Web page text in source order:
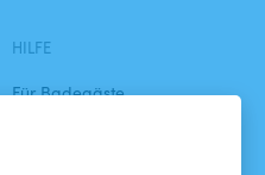
HILFE
Für Badegäste